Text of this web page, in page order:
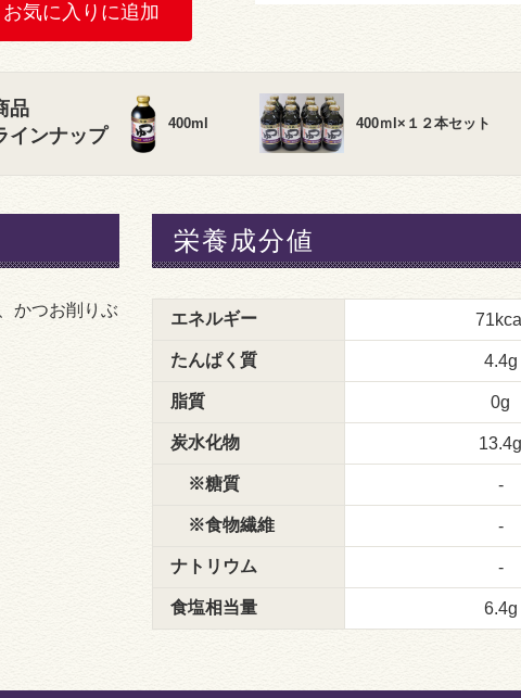
お気に入りに追加
品
インナップ
400ml 400ｍl×１２本セット
かつお削りぶ
栄養成分値
エネルギー 71kcal
たんぱく質 4.4g
脂質 0g
炭水化物 13.4g
※糖質 -
※食物繊維 -
ナトリウム -
食塩相当量 6.4g